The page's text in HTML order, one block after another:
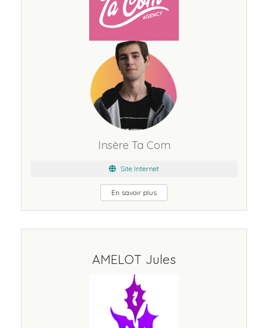
Insère Ta Com
Site Internet
En savoir plus
AMELOT Jules